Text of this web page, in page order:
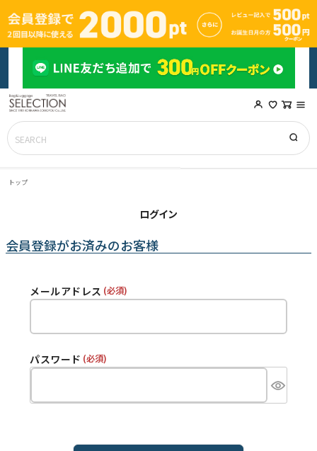
トップ
ログイン
会員登録がお済みのお客様
メールアドレス (必須)
パスワード (必須)